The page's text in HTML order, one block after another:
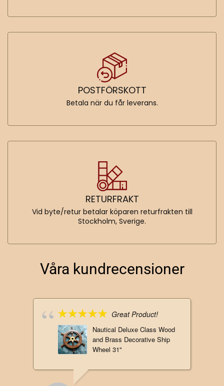
POSTFÖRSKOTT
Betala när du får leverans.
RETURFRAKT
Vid byte/retur betalar köparen returfrakten till
Stockholm, Sverige.
Våra kundrecensioner
Great Product!
Nautical Deluxe Class Wood
and Brass Decorative Ship
Wheel 31"